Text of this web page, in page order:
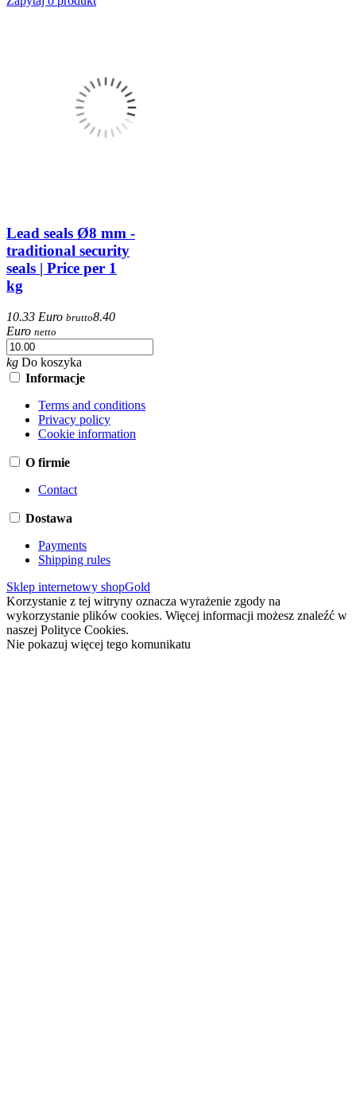
Lead seals Ø8 mm -
traditional security
seals | Price per 1
kg
10.33 Euro brutto8.40
Euro netto
kg Do koszyka
Informacje
Terms and conditions
Privacy policy
Cookie information
O firmie
Contact
Dostawa
Payments
Shipping rules
Sklep internetowy shopGold
Korzystanie z tej witryny oznacza wyrażenie zgody na
wykorzystanie plików cookies. Więcej informacji możesz znaleźć w
naszej Polityce Cookies.
Nie pokazuj więcej tego komunikatu